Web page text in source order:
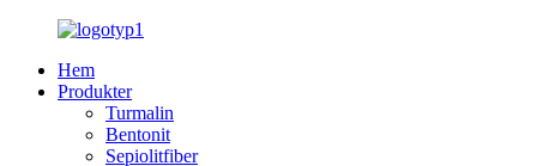
Hem
Produkter
Turmalin
Bentonit
Sepiolitfiber